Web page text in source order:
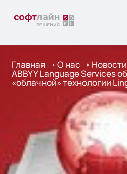
Главная О нас Новости
ABBYY Language Services
«облачной» технологии